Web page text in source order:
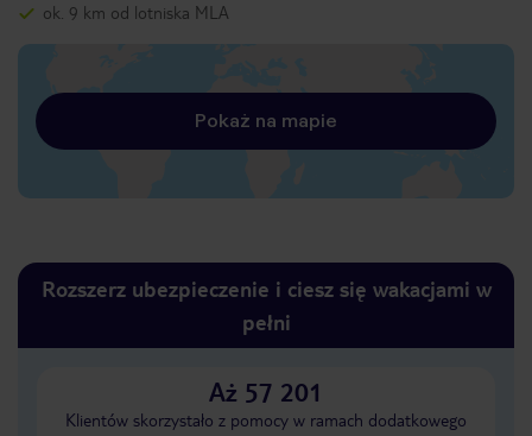
ok. 9 km od lotniska MLA
Pokaż na mapie
Rozszerz ubezpieczenie i ciesz się wakacjami w
pełni
Aż 57 201
Klientów skorzystało z pomocy w ramach dodatkowego